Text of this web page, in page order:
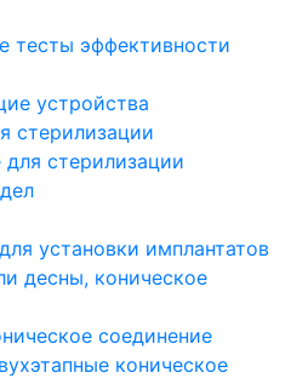
тесты эффективности
устройства
стерилизации
стерилизации
установки имплантатов
десны, коническое
соединение
коническое